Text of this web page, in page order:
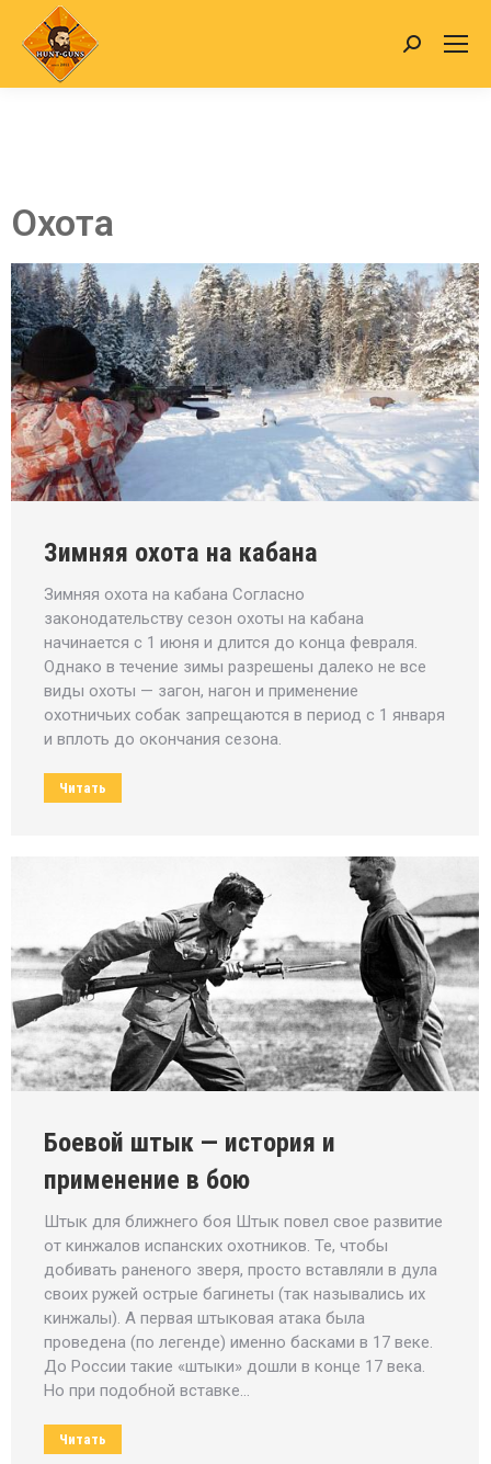
Охота
Зимняя охота на кабана
Зимняя охота на кабана Согласно
законодательству сезон охоты на кабана
начинается с 1 июня и длится до конца февраля.
Однако в течение зимы разрешены далеко не все
виды охоты — загон, нагон и применение
охотничьих собак запрещаются в период с 1 января
и вплоть до окончания сезона.
Читать
Боевой штык — история и
применение в бою
Штык для ближнего боя Штык повел свое развитие
от кинжалов испанских охотников. Те, чтобы
добивать раненого зверя, просто вставляли в дула
своих ружей острые багинеты (так назывались их
кинжалы). А первая штыковая атака была
проведена (по легенде) именно басками в 17 веке.
До России такие «штыки» дошли в конце 17 века.
Но при подобной вставке…
Читать